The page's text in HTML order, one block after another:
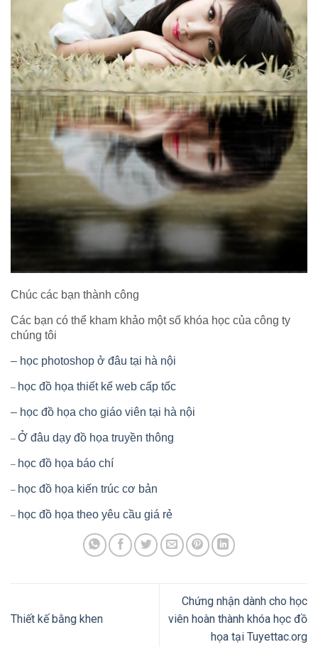
Chúc các bạn thành công
Các bạn có thể kham khảo một số khóa học của công ty
chúng tôi
– học photoshop ở đâu tại hà nội
– học đồ họa thiết kế web cấp tốc
– học đồ họa cho giáo viên tại hà nội
– Ở đâu dạy đồ họa truyền thông
– học đồ họa báo chí
– học đồ họa kiến trúc cơ bản
– học đồ họa theo yêu cầu giá rẻ
Thiết kế bằng khen
Chứng nhận dành cho học
viên hoàn thành khóa học đồ
họa tại Tuyettac.org